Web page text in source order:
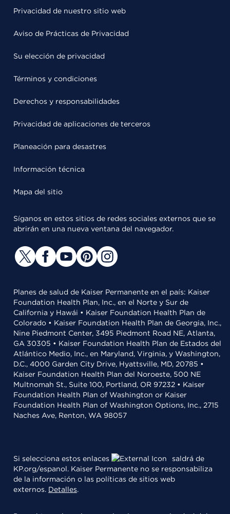
Privacidad de nuestro sitio web
Aviso de Prácticas de Privacidad
Su elección de privacidad
Términos y condiciones
Derechos y responsabilidades
Privacidad de aplicaciones de terceros
Planeación para desastres
Información técnica
Mapa del sitio
Síganos en estos sitios de redes sociales externos que se
abrirán en una nueva ventana del navegador.
Planes de salud de Kaiser Permanente en el país: Kaiser
Foundation Health Plan, Inc., en el Norte y Sur de
California y Hawái • Kaiser Foundation Health Plan de
Colorado • Kaiser Foundation Health Plan de Georgia, Inc.,
Nine Piedmont Center, 3495 Piedmont Road NE, Atlanta,
GA 30305 • Kaiser Foundation Health Plan de Estados del
Atlántico Medio, Inc., en Maryland, Virginia, y Washington,
D.C., 4000 Garden City Drive, Hyattsville, MD, 20785 •
Kaiser Foundation Health Plan del Noroeste, 500 NE
Multnomah St., Suite 100, Portland, OR 97232 • Kaiser
Foundation Health Plan of Washington or Kaiser
Foundation Health Plan of Washington Options, Inc., 2715
Naches Ave, Renton, WA 98057
Si selecciona estos enlaces
saldrá de
KP.org/espanol. Kaiser Permanente no se responsabiliza
de la información o las políticas de sitios web
externos. Detalles.